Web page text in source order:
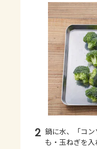
2 鍋に水、「コ
も・玉ねぎを入